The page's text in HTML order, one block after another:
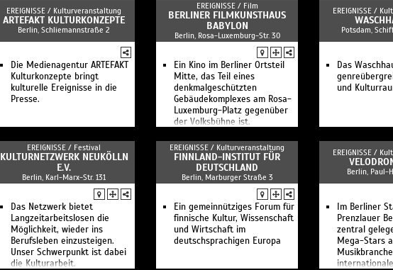
EREIGNISSE / Kulturveranstaltung
ARTEFAKT KULTURKONZEPTE
Berlin, Schliemannstraße 2
Die Medienagentur ARTEFAKT
Kulturkonzepte bringt
kulturelle Ereignisse in die
Presse.
EREIGNISSE / Film
BERLINER FILMKUNSTHAUS
BABYLON
Berlin, Rosa-Luxemburg-Str. 30
Ein Kino im Berliner Ortsteil
Mitte, das Teil eines
denkmalgeschützten
Gebäudekomplexes am Rosa-
Luxemburg-Platz gegenüber
der Volksbühne ist.
EREIGNISSE /
Potsdam,
Das
und
EREIGNISSE / Festival
KULTURNETZWERK NEUKÖLLN
E.V.
Berlin, Karl-Marx-Str. 131
Das Netzwerk bietet
Langzeitarbeitslosen die
Möglichkeit, wieder ins
Berufsleben einzusteigen.
Unser Schwerpunkt ist dabei
die Kulturarbeit.
EREIGNISSE / Kulturveranstaltung
FINNLAND-INSTITUT FÜR
DEUTSCHLAND
Berlin, Marburger Straße 3
Ein gemeinnütziges Forum für
finnische Kultur, Wissenschaft
und Wirtschaft im
deutschsprachigen Europa
EREIGNISSE /
Berlin, Paul-
Im Berliner
Prenzlauer
zentral
Mega-Stars